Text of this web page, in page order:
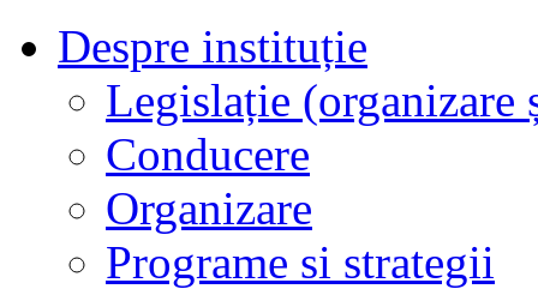
Despre instituție
Legislație
Conducere
Organizare
Programe si strategii